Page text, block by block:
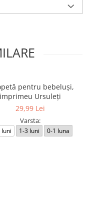
pentru bebeluși,
imprimeu Ursuleți
29,99 Lei
Varsta:
luni 1-3 luni 0-1 luna